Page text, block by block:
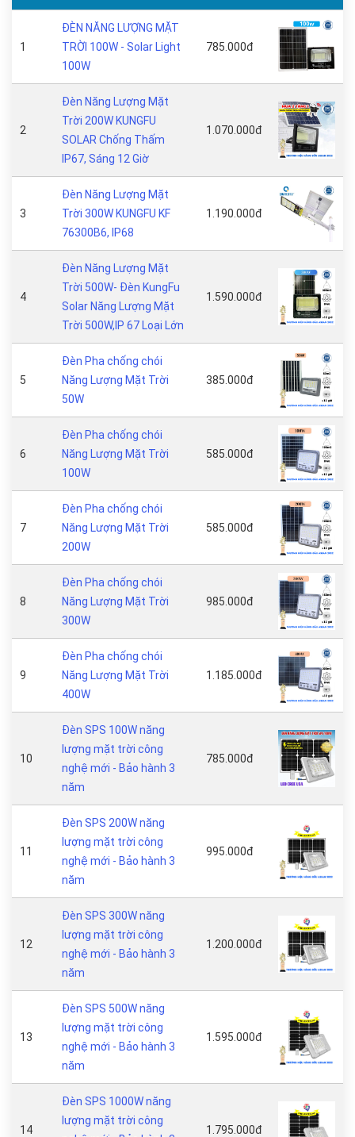
1
ĐÈN NĂNG LƯỢNG MẶT
TRỜI 100W - Solar Light
100W
785.000đ
2
Đèn Năng Lượng Mặt
Trời 200W KUNGFU
SOLAR Chống Thấm
IP67, Sáng 12 Giờ
1.070.000đ
3
Đèn Năng Lượng Mặt
Trời 300W KUNGFU KF
76300B6, IP68
1.190.000đ
4
Đèn Năng Lượng Mặt
Trời 500W- Đèn KungFu
Solar Năng Lượng Mặt
Trời 500W,IP 67 Loại Lớn
1.590.000đ
5
Đèn Pha chống chói
Năng Lượng Mặt Trời
50W
385.000đ
6
Đèn Pha chống chói
Năng Lượng Mặt Trời
100W
585.000đ
7
Đèn Pha chống chói
Năng Lượng Mặt Trời
200W
585.000đ
8
Đèn Pha chống chói
Năng Lượng Mặt Trời
300W
985.000đ
9
Đèn Pha chống chói
Năng Lượng Mặt Trời
400W
1.185.000đ
10
Đèn SPS 100W năng
lượng mặt trời công
nghệ mới - Bảo hành 3
năm
785.000đ
11
Đèn SPS 200W năng
lượng mặt trời công
nghệ mới - Bảo hành 3
năm
995.000đ
12
Đèn SPS 300W năng
lượng mặt trời công
nghệ mới - Bảo hành 3
năm
1.200.000đ
13
Đèn SPS 500W năng
lượng mặt trời công
nghệ mới - Bảo hành 3
năm
1.595.000đ
14
Đèn SPS 1000W năng
lượng mặt trời công
1.795.000đ